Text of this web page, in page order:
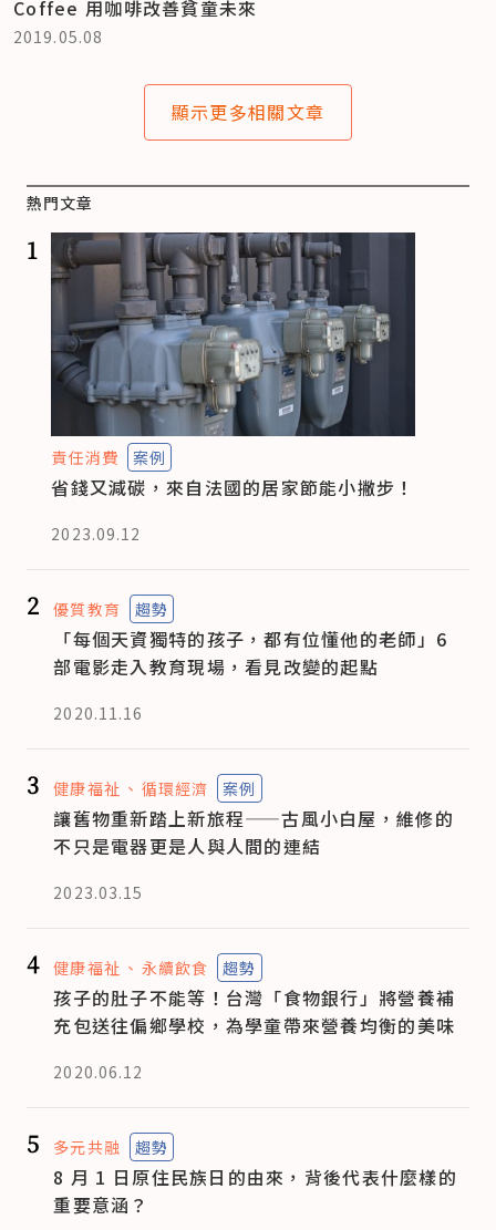
Coffee 用咖啡改善貧童未來
2019.05.08
顯示更多相關文章
熱門文章
1
責任消費 案例
省錢又減碳，來自法國的居家節能小撇步！
2023.09.12
2 優質教育 趨勢
「每個天資獨特的孩子，都有位懂他的老師」6
部電影走入教育現場，看見改變的起點
2020.11.16
3 健康福祉 循環經濟 案例
讓舊物重新踏上新旅程——古風小白屋，維修的
不只是電器更是人與人間的連結
2023.03.15
4 健康福祉 永續飲食 趨勢
孩子的肚子不能等！台灣「食物銀行」將營養補
充包送往偏鄉學校，為學童帶來營養均衡的美味
2020.06.12
5 多元共融 趨勢
8 月 1 日原住民族日的由來，背後代表什麼樣的
重要意涵？